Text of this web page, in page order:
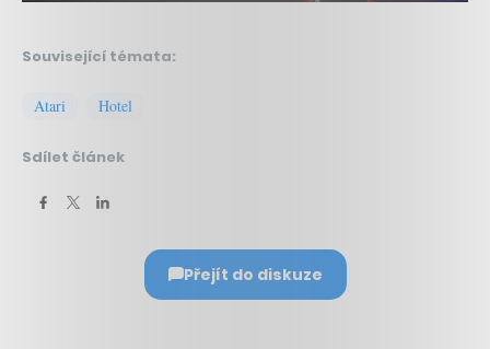
Související témata:
Atari Hotel
Sdílet článek
Přejít do diskuze